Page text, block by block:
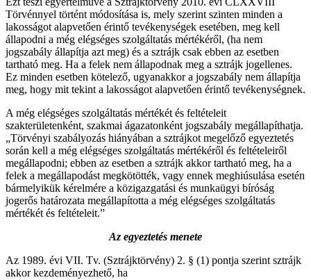
Törvénnyel történt módosítása is, mely szerint szinten minden a
lakosságot alapvetően érintő tevékenységek esetében, meg kell
állapodni a még elégséges szolgáltatás mértékéről, (ha nem
jogszabály állapítja azt meg) és a sztrájk csak ebben az esetben
tartható meg. Ha a felek nem állapodnak meg a sztrájk jogellenes.
Ez minden esetben kötelező, ugyanakkor a jogszabály nem állapítja
meg, hogy mit tekint a lakosságot alapvetően érintő tevékenységnek.
A még elégséges szolgáltatás mértékét és feltételeit
szakterületenként, szakmai ágazatonként jogszabály megállapíthatja.
„Törvényi szabályozás hiányában a sztrájkot megelőző egyeztetés
során kell a még elégséges szolgáltatás mértékéről és feltételeiről
megállapodni; ebben az esetben a sztrájk akkor tartható meg, ha a
felek a megállapodást megkötötték, vagy ennek meghiúsulása esetén
bármelyikük kérelmére a közigazgatási és munkaügyi bíróság
jogerős határozata megállapította a még elégséges szolgáltatás
mértékét és feltételeit.”
Az egyeztetés menete
Az 1989. évi VII. Tv. (Sztrájktörvény) 2. § (1) pontja szerint sztrájk
akkor kezdeményezhető, ha